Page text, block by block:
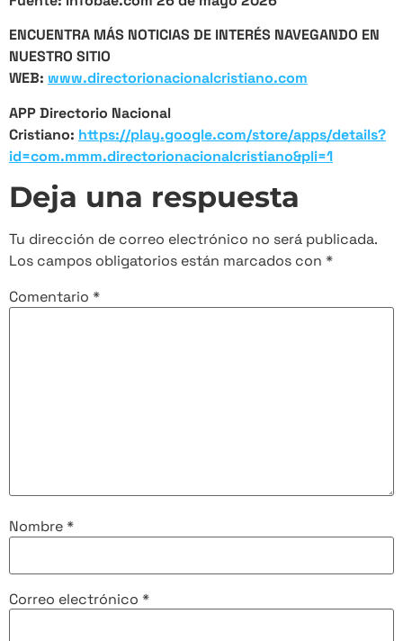
ENCUENTRA MÁS NOTICIAS DE INTERÉS NAVEGANDO EN
NUESTRO SITIO
WEB: www.directorionacionalcristiano.com
APP Directorio Nacional
Cristiano: https://play.google.com/store/apps/details?
id=com.mmm.directorionacionalcristiano&pli=1
Deja una respuesta
Tu dirección de correo electrónico no será publicada.
Los campos obligatorios están marcados con *
Comentario *
Nombre*
Correo electrónico *